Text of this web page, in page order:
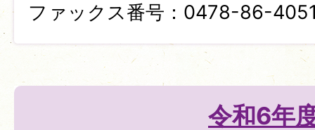
ファックス番号：0478-86-
令和6年